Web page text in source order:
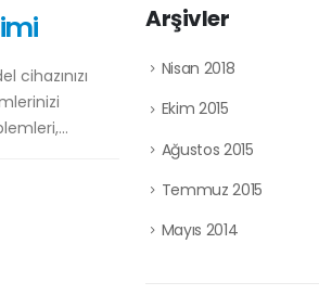
cihazınızı
Arşivler
Nisan 2018
Ekim 2015
Ağustos 2015
Temmuz 2015
Mayıs 2014